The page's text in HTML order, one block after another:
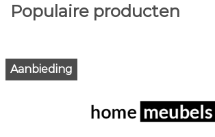
Populaire producten
Aanbieding